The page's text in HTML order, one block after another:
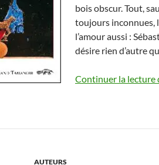
bois obscur. Tout,
toujours inconnues,
l’amour aussi :
désire rien d’autre
Continuer la lecture
AUTEURS